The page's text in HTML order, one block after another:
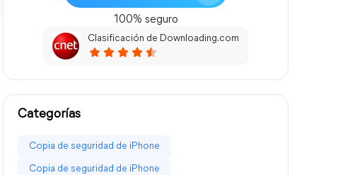
100% seguro
Clasificación de Downloading.com
Categorías
Copia de seguridad de iPhone
Copia de seguridad de iPhone